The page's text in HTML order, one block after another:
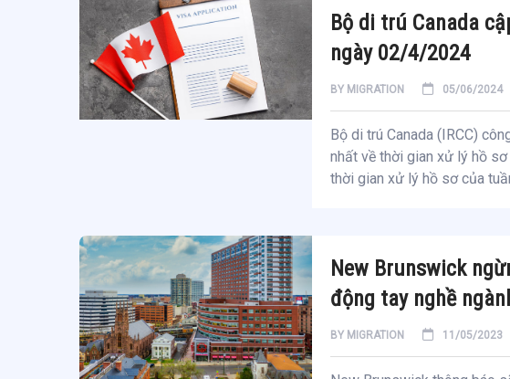
Bộ di trú Canada
ngày 02/4/2024
BY MIGRATION 05/06/2024
Bộ di trú Canada (IRCC)
nhất về thời gian xử lý hồ
thời gian xử lý hồ sơ của
New Brunswick
động tay nghề
BY MIGRATION 11/05/2023